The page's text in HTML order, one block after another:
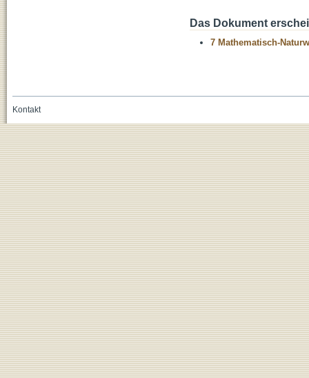
Das Dokument
7 Mathematisch-
Kontakt